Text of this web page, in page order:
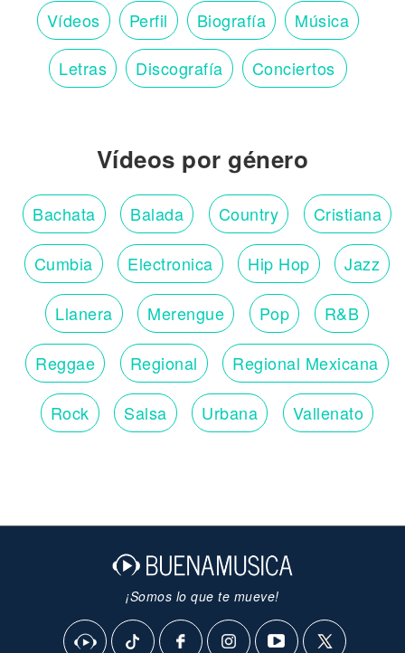
Vídeos Perfil Biografía Música
Letras Discografía Conciertos
Vídeos por género
Bachata Balada Country Cristiana
Cumbia Electronica Hip Hop Jazz
Llanera Merengue Pop R&B
Reggae Regional Regional Mexicana
Rock Salsa Urbana Vallenato
¡Somos lo que te mueve!